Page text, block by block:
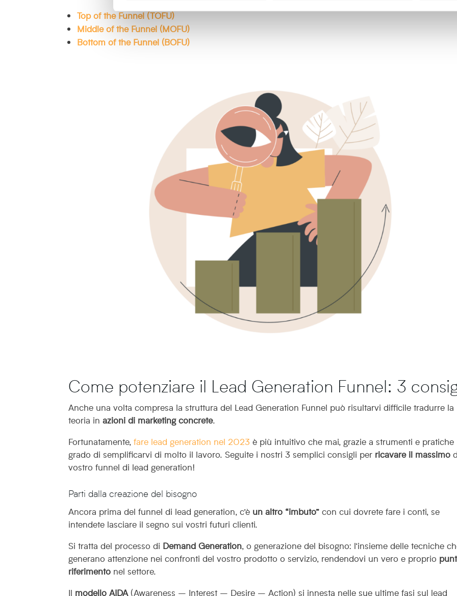
Top of the Funnel (TOFU)
Middle of the Funnel (MOFU)
Bottom of the Funnel (BOFU)
Come potenziare il Lead Generation Funnel: 3
Anche una volta compresa la struttura del Lead Generation Funnel può risultarvi difficile tradurre la
teoria inazioni di marketing concrete.
Fortunatamente,fare lead generation nel 2023 è più intuitivo che mai, grazie a strumenti e pratiche
grado di semplificarvi di molto il lavoro. Seguite i nostri 3 semplici consigli per ricavare il massimo
vostro funnel di lead generation!
Parti dalla creazione del bisogno
Ancora prima del funnel di lead generation, c’è un altro “imbuto” con cui dovrete fare i conti, se
intendete lasciare il segno sui vostri futuri clienti.
Si tratta del processo di Demand Generation, o generazione del bisogno: l’insieme delle tecniche
generano attenzione nei confronti del vostro prodotto o servizio, rendendovi un vero e proprio
riferimento nel settore.
Il modello AIDA(Awareness – Interest – Desire – Action) si innesta nelle sue ultime fasi sul lead